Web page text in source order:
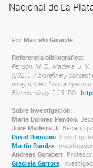
Nacional de La
Por Marcelo Gisande.
Referencia bibliográfica:
Pendón, M. D., Madeira, J.
(2021). A biorefinery
whey protein from a by-
Biotechnology, 1-13. DOI:
Sobre investigación:
María Dolores Pendón.
José Madeira Jr. Becario
David Romanin.
Martín Rumbo.
Andreas Gombert.
Graciela Garrote.